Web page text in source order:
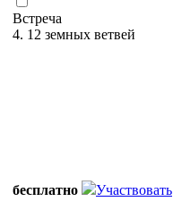
Встреча
4. 12 земных ветвей
бесплатно
Участвовать